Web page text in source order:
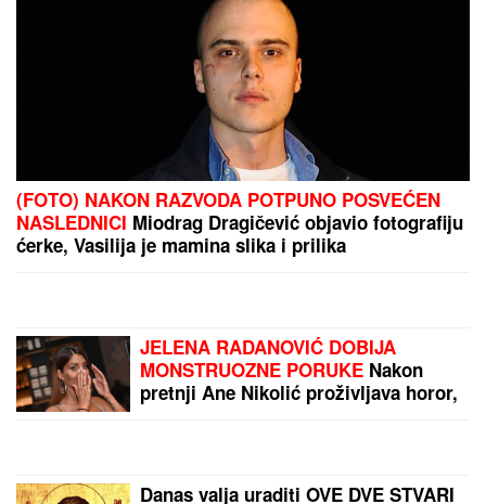
(FOTO) ANDRIJA MILOŠEVIĆ STAVIO PAPILOTNE U